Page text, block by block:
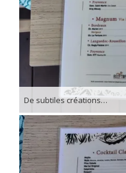
De subtiles créations…